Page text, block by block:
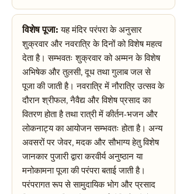
विशेष पूजा: यह मंदिर परंपरा के अनुसार
शुक्रवार और नवरात्रि के दिनों को विशेष महत्व
देता है। सम्भवतः शुक्रवार को अम्मन के विशेष
अभिषेक और तुलसी, दूध तथा गुलाब जल से
पूजा की जाती है। नवरात्रि में नौरात्रि उत्सव के
दौरान श्रीफल, नैवैद्य और विशेष प्रसाद का
वितरण होता है तथा रात्री में कीर्तन-भजन और
लोकनाट्य का आयोजन सम्भवतः होता है। अन्य
अवसरों पर जेवर, मदक और सौभाग्य हेतु विशेष
जानकार पुजारी द्वारा करवीर्य अनुष्ठान या
मनोकामना पूजा की परंपरा बताई जाती है।
परंपरागत रूप से सामुदायिक भोग और प्रसाद